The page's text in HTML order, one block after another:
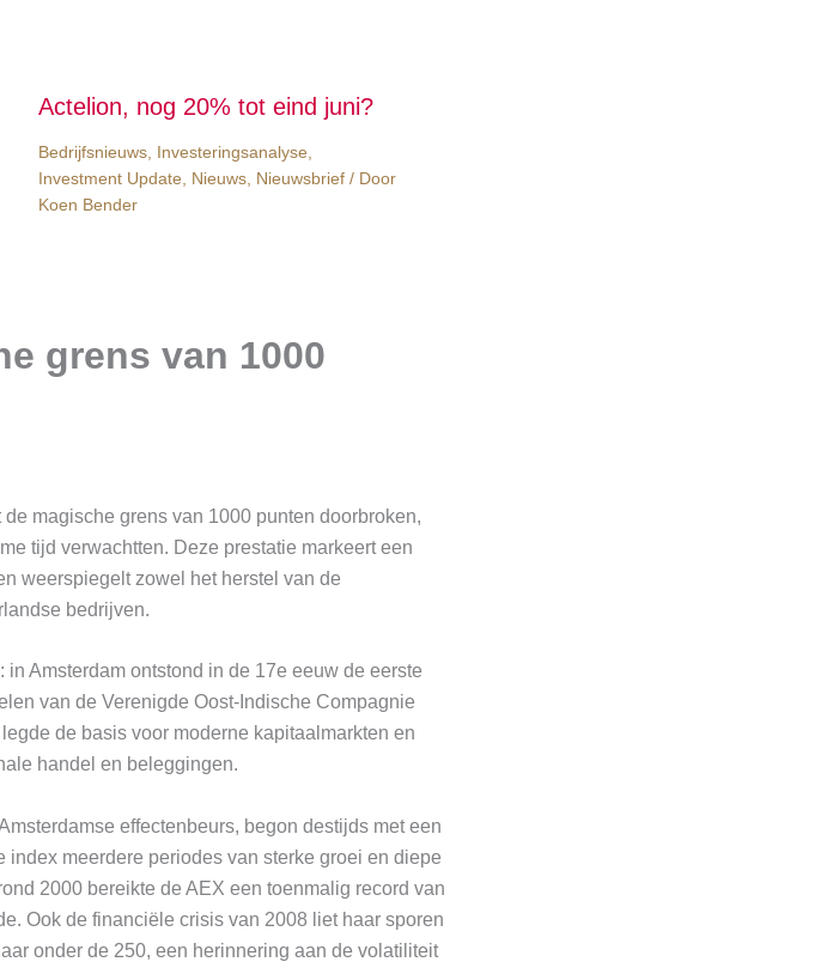
Actelion, nog 20% tot eind juni?
Bedrijfsnieuws, Investeringsanalyse
Investment Update
Nieuws, Nieuwsbrief/ Door
Koen Bender
grens van 1000
magische grens van 1000 punten doorbroken,
tijd verwachtten. Deze prestatie markeert een
weerspiegelt zowel het herstel van de
bedrijven.
Amsterdam ontstond in de 17e eeuw de eerste
van de Verenigde Oost-Indische Compagnie
de basis voor moderne kapitaalmarkten en
handel en beleggingen.
effectenbeurs, begon destijds met een
meerdere periodes van sterke groei en diepe
2000 bereikte de AEX een toenmalig record van
Ook de financiële crisis van 2008 liet haar sporen
onder de 250, een herinnering aan de volatiliteit